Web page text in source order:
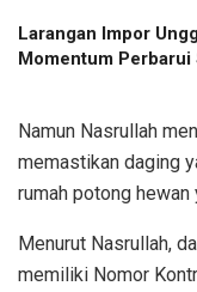
Larangan Impor
Momentum
Namun Nasrullah
memastikan daging
rumah potong
Menurut Nasrullah,
memiliki Nomor